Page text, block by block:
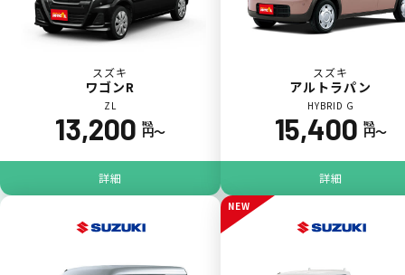
パンク ガラス破損
スズキ
ワゴンR
ZL
13,200 税込
円〜
詳細
スズキ
アルトラパン
HYBRID G
15,400 税込
円〜
詳細
NEW